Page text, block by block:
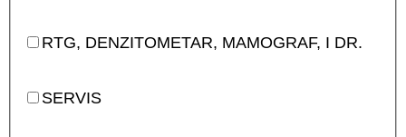
RTG, DENZITOMETAR, MAMOGRAF, I DR.
SERVIS